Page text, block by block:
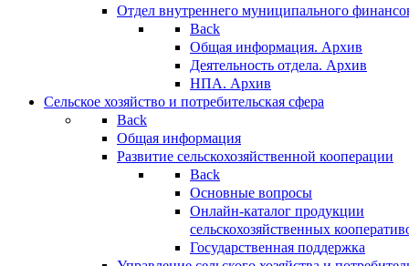
Отдел внутреннего муниципального
Back
Общая информация. Архив
Деятельность отдела. Архив
НПА. Архив
Сельское хозяйство и потребительская сфера
Back
Общая информация
Развитие сельскохозяйственной кооперации
Back
Основные вопросы
Онлайн-каталог продукции
сельскохозяйственных
Государственная поддержка